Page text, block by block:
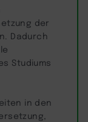
der
Dadurch
Studiums
in den